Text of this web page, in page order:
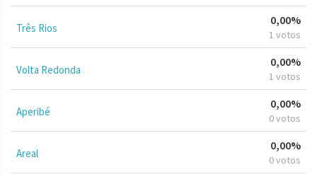
Três Rios
0,00%
1 votos
Volta Redonda
0,00%
1 votos
Aperibé
0,00%
0 votos
Areal
0,00%
0 votos